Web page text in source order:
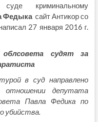
криминальному
Федыкасайт Антикор со
27 января 2016 г.
облсовета судят за
в суд направлено
отношении депутата
Павла Федика по
убийства.